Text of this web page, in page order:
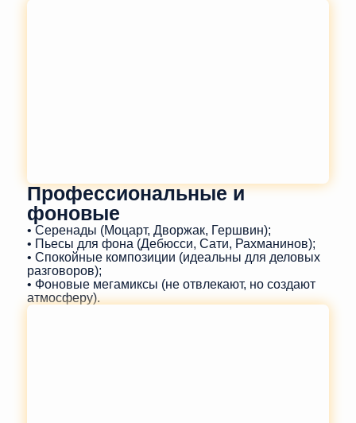
Профессиональные и
фоновые
• Серенады (Моцарт, Дворжак, Гершвин);
• Пьесы для фона (Дебюсси, Сати, Рахманинов);
• Спокойные композиции (идеальны для деловых
разговоров);
• Фоновые мегамиксы (не отвлекают, но создают
атмосферу).